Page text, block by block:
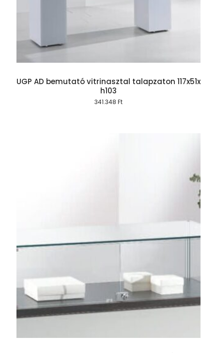
UGP AD bemutató vitrinasztal talapzaton 117x51x
h103
341.348 Ft